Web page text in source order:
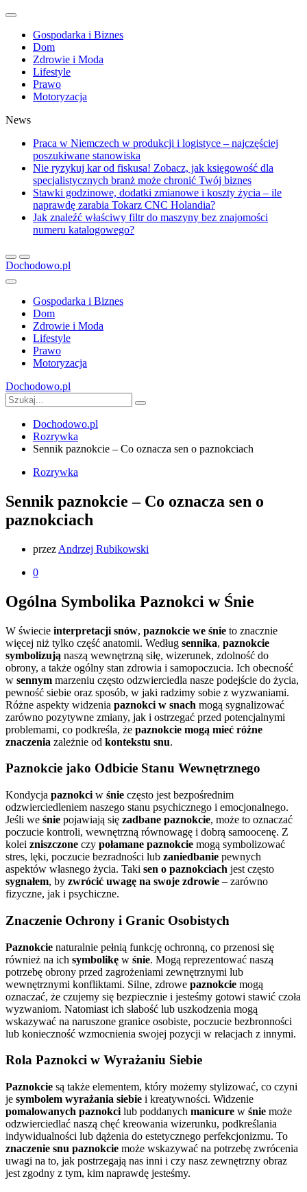
Gospodarka i Biznes
Dom
Zdrowie i Moda
Lifestyle
Prawo
Motoryzacja
News
Praca w Niemczech w produkcji i logistyce – najczęściej
poszukiwane stanowiska
Nie ryzykuj kar od fiskusa! Zobacz, jak księgowość dla
specjalistycznych branż może chronić Twój biznes
Stawki godzinowe, dodatki zmianowe i koszty życia – ile
naprawdę zarabia Tokarz CNC Holandia?
Jak znaleźć właściwy filtr do maszyny bez znajomości
numeru katalogowego?
Dochodowo.pl
Gospodarka i Biznes
Dom
Zdrowie i Moda
Lifestyle
Prawo
Motoryzacja
Dochodowo.pl
Dochodowo.pl
Rozrywka
Sennik paznokcie – Co oznacza sen o paznokciach
Rozrywka
Sennik paznokcie – Co oznacza sen o
paznokciach
przez Andrzej Rubikowski
0
Ogólna Symbolika Paznokci w Śnie
W świecie interpretacji snów, paznokcie we śnie to znacznie
więcej niż tylko część anatomii. Według sennika, paznokcie
symbolizują naszą wewnętrzną siłę, wizerunek, zdolność do
obrony, a także ogólny stan zdrowia i samopoczucia. Ich obecność
w sennym marzeniu często odzwierciedla nasze podejście do życia,
pewność siebie oraz sposób, w jaki radzimy sobie z wyzwaniami.
Różne aspekty widzenia paznokci w snach mogą sygnalizować
zarówno pozytywne zmiany, jak i ostrzegać przed potencjalnymi
problemami, co podkreśla, że paznokcie mogą mieć różne
znaczenia zależnie od kontekstu snu.
Paznokcie jako Odbicie Stanu Wewnętrznego
Kondycja paznokci w śnie często jest bezpośrednim
odzwierciedleniem naszego stanu psychicznego i emocjonalnego.
Jeśli we śnie pojawiają się zadbane paznokcie, może to oznaczać
poczucie kontroli, wewnętrzną równowagę i dobrą samoocenę. Z
kolei zniszczone czy połamane paznokcie mogą symbolizować
stres, lęki, poczucie bezradności lub zaniedbanie pewnych
aspektów własnego życia. Taki sen o paznokciach jest często
sygnałem, by zwrócić uwagę na swoje zdrowie – zarówno
fizyczne, jak i psychiczne.
Znaczenie Ochrony i Granic Osobistych
Paznokcie naturalnie pełnią funkcję ochronną, co przenosi się
również na ich symbolikę w śnie. Mogą reprezentować naszą
potrzebę obrony przed zagrożeniami zewnętrznymi lub
wewnętrznymi konfliktami. Silne, zdrowe paznokcie mogą
oznaczać, że czujemy się bezpiecznie i jesteśmy gotowi stawić czoła
wyzwaniom. Natomiast ich słabość lub uszkodzenia mogą
wskazywać na naruszone granice osobiste, poczucie bezbronności
lub konieczność wzmocnienia swojej pozycji w relacjach z innymi.
Rola Paznokci w Wyrażaniu Siebie
Paznokcie są także elementem, który możemy stylizować, co czyni
je symbolem wyrażania siebie i kreatywności. Widzenie
pomalowanych paznokci lub poddanych manicure w śnie może
odzwierciedlać naszą chęć kreowania wizerunku, podkreślania
indywidualności lub dążenia do estetycznego perfekcjonizmu. To
znaczenie snu paznokcie może wskazywać na potrzebę zwrócenia
uwagi na to, jak postrzegają nas inni i czy nasz zewnętrzny obraz
jest zgodny z tym, kim naprawdę jesteśmy.